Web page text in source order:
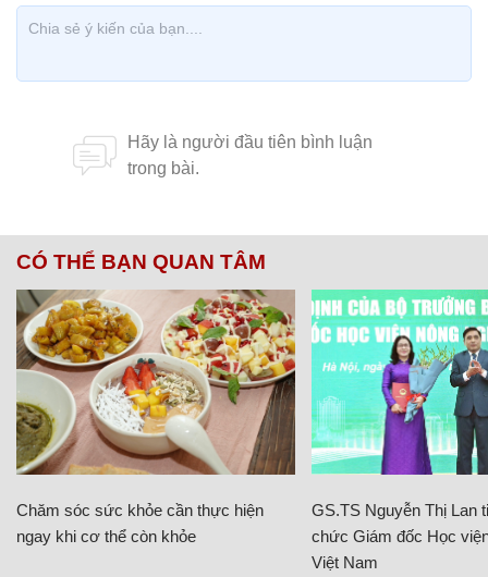
CÓ THỂ BẠN QUAN TÂM
Chăm sóc sức khỏe cần thực hiện
ngay khi cơ thể còn khỏe
GS.TS Nguyễn Thị Lan
chức Giám đốc Học
Việt Nam